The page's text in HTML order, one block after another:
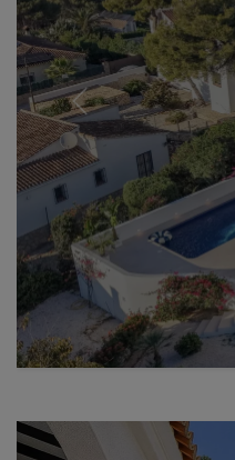
Previous